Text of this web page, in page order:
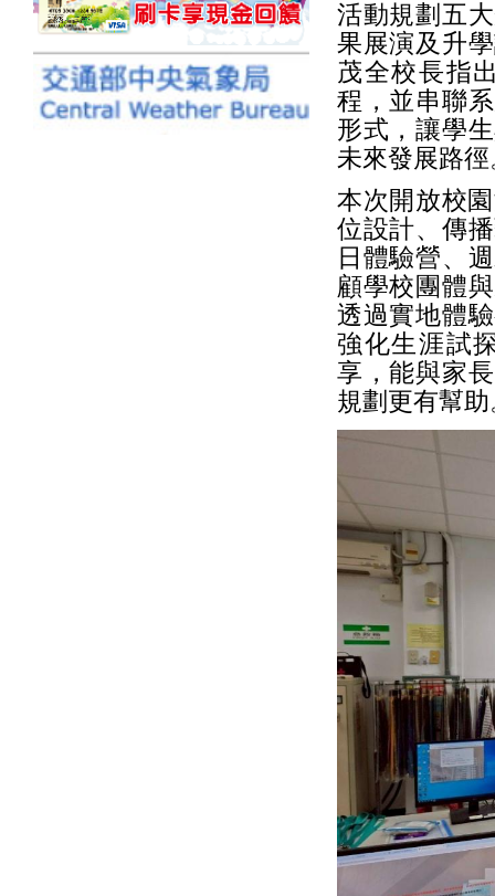
活動規劃五
果展演及升
茂全校長指
程，並串聯
形式，讓學
未來發展路徑
本次開放校
位設計、傳
日體驗營、
顧學校團體
透過實地體
強化生涯試
享，能與家
規劃更有幫助